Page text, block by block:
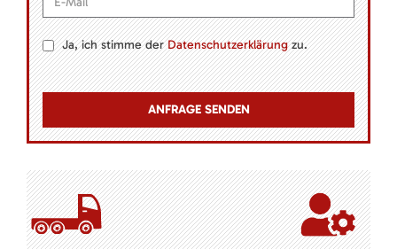
Ja, ich stimme derDatenschutzerklärungzu.